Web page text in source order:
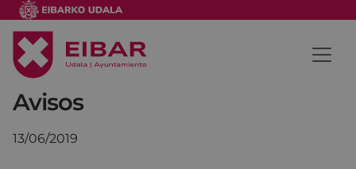
Avisos
13/06/2019